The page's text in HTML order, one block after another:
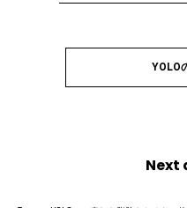
YOLO
Next